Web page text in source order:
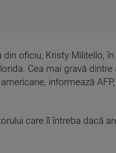
oficiu, Kristy Militello,
Cea mai gravă dintre
informează
care îl întreba dacă